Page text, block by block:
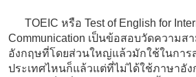
TOEIC หรือ Test of English for
Communication เป็นข้อสอบวัดความส
อังกฤษที่โดยส่วนใหญ่แล้วมักใช้ในการ
ประเทศไหนก็แล้วแต่ที่ไม่ได้ใช้ภาษาอั